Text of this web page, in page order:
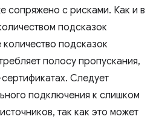
сопряжено с рисками. Как и в
подсказок
количество подсказок
полосу пропускания,
Следует
подключения к слишком
так как это может